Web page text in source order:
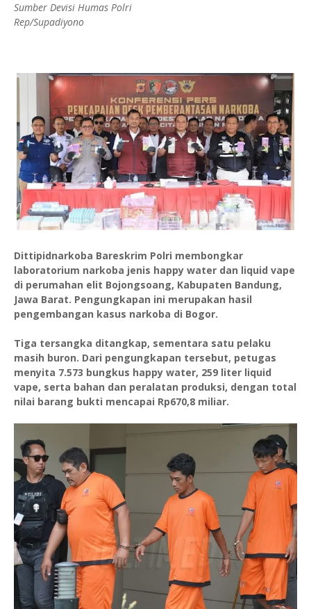
Sumber Devisi Humas Polri
Rep/Supadiyono
Dittipidnarkoba Bareskrim Polri membongkar
laboratorium narkoba jenis happy water dan liquid vape
di perumahan elit Bojongsoang, Kabupaten Bandung,
Jawa Barat. Pengungkapan ini merupakan hasil
pengembangan kasus narkoba di Bogor.
Tiga tersangka ditangkap, sementara satu pelaku
masih buron. Dari pengungkapan tersebut, petugas
menyita 7.573 bungkus happy water, 259 liter liquid
vape, serta bahan dan peralatan produksi, dengan total
nilai barang bukti mencapai Rp670,8 miliar.